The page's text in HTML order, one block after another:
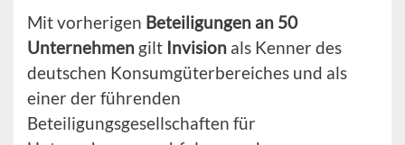
Mit vorherigen Beteiligungen an 50
Unternehmen gilt Invision als Kenner des
deutschen Konsumgüterbereiches und als
einer der führenden
Beteiligungsgesellschaften für